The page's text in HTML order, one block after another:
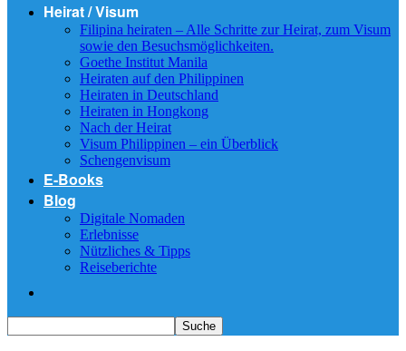
Heirat / Visum
Filipina heiraten – Alle Schritte zur Heirat, zum Visum
sowie den Besuchsmöglichkeiten.
Goethe Institut Manila
Heiraten auf den Philippinen
Heiraten in Deutschland
Heiraten in Hongkong
Nach der Heirat
Visum Philippinen – ein Überblick
Schengenvisum
E-Books
Blog
Digitale Nomaden
Erlebnisse
Nützliches & Tipps
Reiseberichte